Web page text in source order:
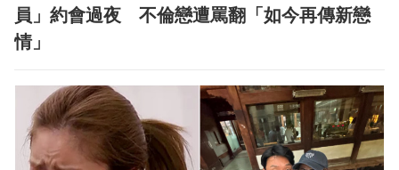
員」約會過夜 不倫戀遭罵翻「如今再傳新戀
情」